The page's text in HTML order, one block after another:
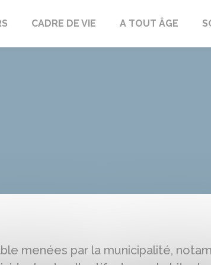
CADRE DE VIE A TOUT ÂGE
menées par la municipalité,